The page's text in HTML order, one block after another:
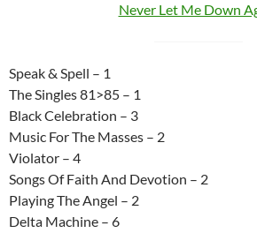
Never Let Me Down
Speak & Spell – 1
The Singles 81>85 – 1
Black Celebration – 3
Music For The Masses – 2
Violator – 4
Songs Of Faith And Devotion – 2
Playing The Angel – 2
Delta Machine – 6